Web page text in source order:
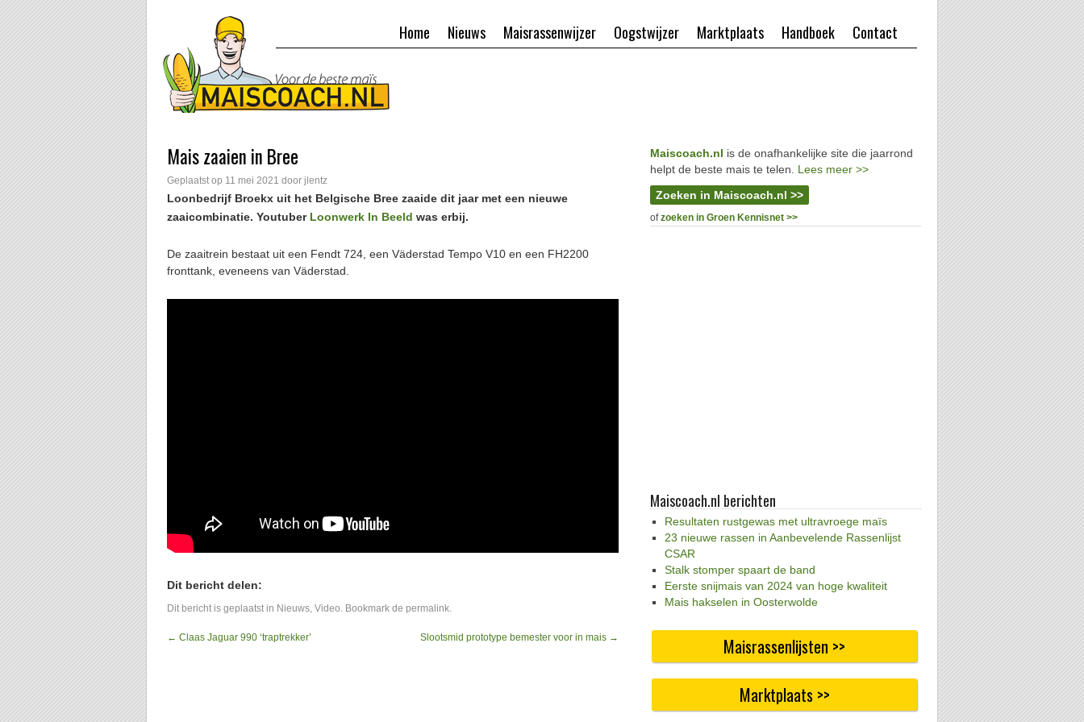
Contact
Handboek
Marktplaats
Oogstwijzer
Maisrassenwijzer
Nieuws
Home
Mais zaaien in Bree
Geplaatst op 11 mei 2021 door jlentz
Loonbedrijf Broekx uit het Belgische Bree zaaide dit jaar met een nieuwe
zaaicombinatie. Youtuber Loonwerk In Beeld was erbij.
De zaaitrein bestaat uit een Fendt 724, een Väderstad Tempo V10 en een FH2200
fronttank, eveneens van Väderstad.
Dit bericht delen:
Dit bericht is geplaatst in Nieuws, Video. Bookmark de permalink.
← Claas Jaguar 990 ‘traptrekker’ Slootsmid prototype bemester voor in mais →
Maiscoach.nl is de onafhankelijke site die jaarrond
helpt de beste mais te telen. Lees meer >>
Zoeken in Maiscoach.nl >>
ofzoeken in Groen Kennisnet >>
Maiscoach.nl berichten
Resultaten rustgewas met ultravroege maïs
23 nieuwe rassen in Aanbevelende Rassenlijst
CSAR
Stalk stomper spaart de band
Eerste snijmais van 2024 van hoge kwaliteit
Mais hakselen in Oosterwolde
Maisrassenlijsten >>
Marktplaats >>